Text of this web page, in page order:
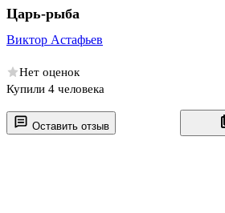
Оставить отзыв
Царь-рыба
Виктор Астафьев
Нет оценок
Купили 4 человека